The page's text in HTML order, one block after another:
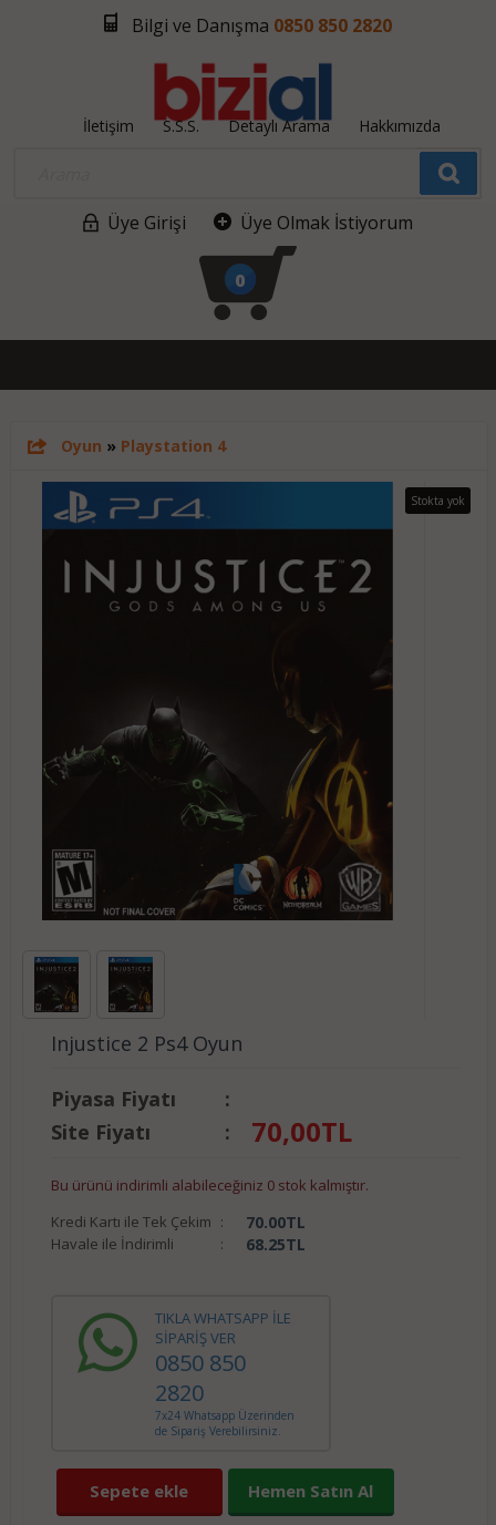
Bilgi ve Danışma 0850 850 2820
İletişim S.S.S. Detaylı Arama Hakkımızda
Üye Girişi Üye Olmak İstiyorum
0
Oyun » Playstation 4
Stokta yok
Injustice 2 Ps4 Oyun
Piyasa Fiyatı
:
Site Fiyatı
: 70,00TL
Bu ürünü indirimli alabileceğiniz 0 stok kalmıştır.
Kredi Kartı ile Tek Çekim : 70.00TL
Havale ile İndirimli : 68.25TL
TIKLA WHATSAPP İLE
SİPARİŞ VER
0850 850
2820
7x24 Whatsapp Üzerinden
de Sipariş Verebilirsiniz.
Sepete ekle Hemen Satın Al